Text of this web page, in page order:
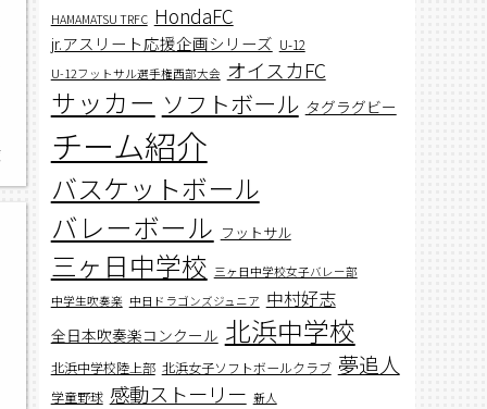
HAMAMATSU TRFC HondaFC
jr.アスリート応援企画シリーズ U-12
U-12フットサル選手権西部大会 オイスカFC
サッカー ソフトボール タグラグビー
チーム紹介
バスケットボール
バレーボール フットサル
三ヶ日中学校 三ヶ日中学校女子バレー部
中学生吹奏楽 中日ドラゴンズジュニア 中村好志
全日本吹奏楽コンクール 北浜中学校
北浜中学校陸上部 北浜女子ソフトボールクラブ 夢追人
学童野球 感動ストーリー 新人